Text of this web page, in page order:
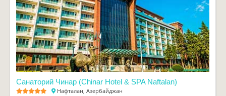
Санаторий Чинар (Chinar Hotel & SPA Naftalan)
Нафталан, Азербайджан